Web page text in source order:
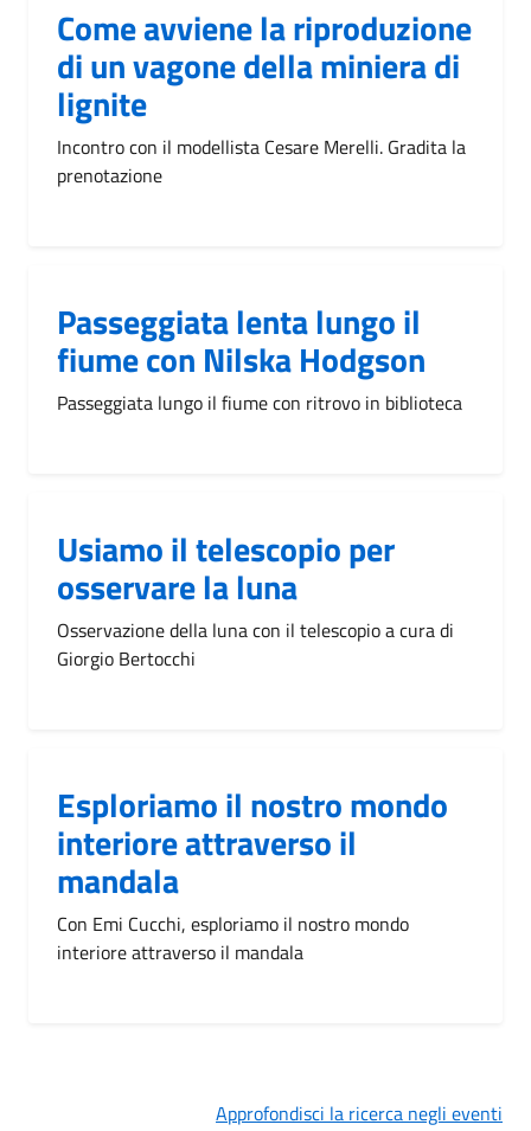
Come avviene la riproduzione
di un vagone della miniera di
lignite
Incontro con il modellista Cesare Merelli. Gradita la
prenotazione
Passeggiata lenta lungo il
fiume con Nilska Hodgson
Passeggiata lungo il fiume con ritrovo in biblioteca
Usiamo il telescopio per
osservare la luna
Osservazione della luna con il telescopio a cura di
Giorgio Bertocchi
Esploriamo il nostro mondo
interiore attraverso il
mandala
Con Emi Cucchi, esploriamo il nostro mondo
interiore attraverso il mandala
Approfondisci la ricerca negli eventi